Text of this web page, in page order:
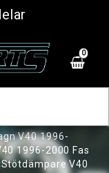
0
V40 1996-
1996-2000 Fas
Stötdämpare V40